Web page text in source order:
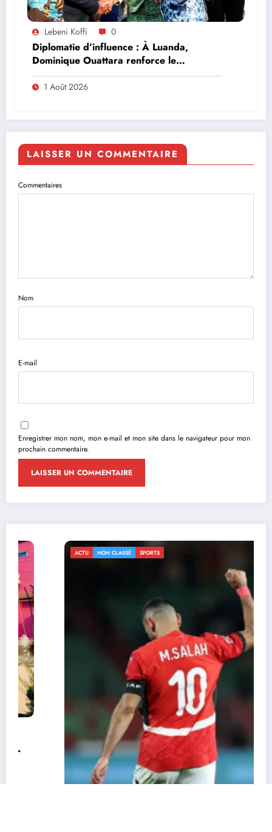
Lebeni Koffi 0
Diplomatie d’influence : À Luanda,
Dominique Ouattara renforce le
leadership solidaire de la Côte d’Ivoire en
Afrique
1 Août 2026
LAISSER UN COMMENTAIRE
Commentaires
Nom
E-mail
Enregistrer mon nom, mon e-mail et mon site dans le navigateur pour mon
prochain commentaire.
NON CLASSÉ SPORTS